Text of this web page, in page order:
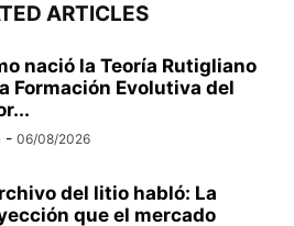
ARTICLES
nació la Teoría Rutigliano
Formación Evolutiva del
- 06/08/2026
del litio habló: La
que el mercado